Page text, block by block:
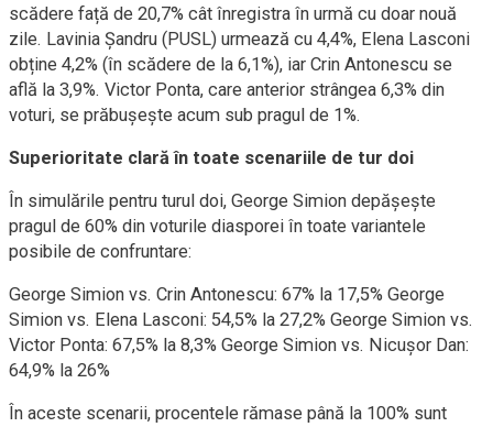
scădere față de 20,7% cât înregistra în urmă cu doar nouă
zile. Lavinia Șandru (PUSL) urmează cu 4,4%, Elena Lasconi
obține 4,2% (în scădere de la 6,1%), iar Crin Antonescu se
află la 3,9%. Victor Ponta, care anterior strângea 6,3% din
voturi, se prăbușește acum sub pragul de 1%.
Superioritate clară în toate scenariile de tur doi
În simulările pentru turul doi, George Simion depășește
pragul de 60% din voturile diasporei în toate variantele
posibile de confruntare:
George Simion vs. Crin Antonescu: 67% la 17,5% George
Simion vs. Elena Lasconi: 54,5% la 27,2% George Simion vs.
Victor Ponta: 67,5% la 8,3% George Simion vs. Nicușor Dan:
64,9% la 26%
În aceste scenarii, procentele rămase până la 100% sunt